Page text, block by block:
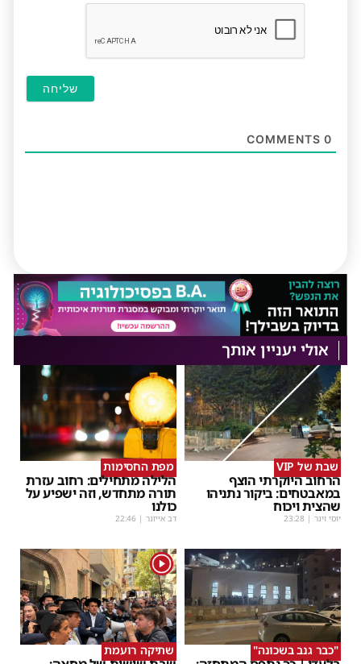
0
אולי יעניין אותך
שבת של VIP
הרחוב היוקרתי הוצף
במאבטחים: ביקור נתניהו
שהצית ויכוח
יוסי וינר |
23:28
מפת החסימות
הלילה מתחילים: רחוב עזרת
תורה מתחדש, וזה ישפיע על
כולנו
דב אייזנר |
22:46
"כבר גנב בשכונה"
1
שתיקה רועמת